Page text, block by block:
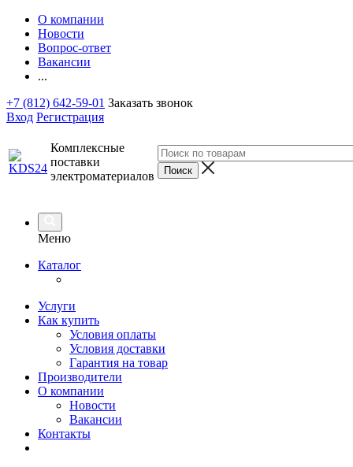
О компании
Новости
Вопрос-ответ
Вакансии
...
+7 (812) 642-59-01 Заказать звонок
Вход Регистрация
Комплексные
поставки
электроматериалов
Меню
Каталог
Услуги
Как купить
Условия оплаты
Условия доставки
Гарантия на товар
Производители
О компании
Новости
Вакансии
Контакты